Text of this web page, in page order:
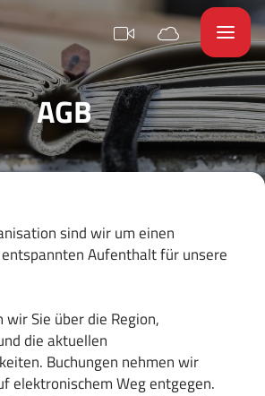
AGB
sind wir um einen
Aufenthalt für unsere
Sie über die Region,
die aktuellen
Buchungen nehmen wir
elektronischem Weg entgegen.